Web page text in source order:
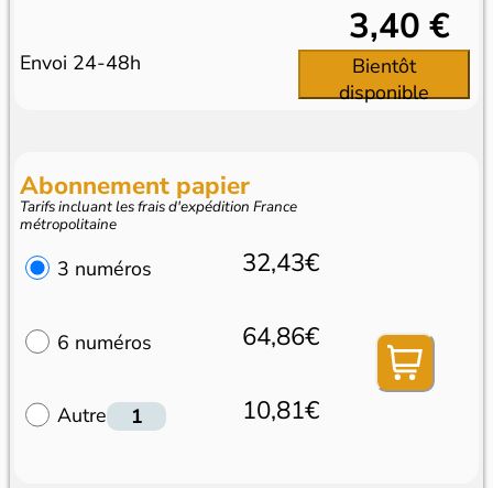
Envoi 24-48h
3,40 €
Bientôt
disponible
Abonnement papier
Tarifs incluant les frais d'expédition France
métropolitaine
3 numéros 32,43€
6 numéros 64,86€
Autre 10,81€